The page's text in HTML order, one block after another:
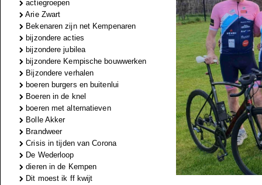
actiegroepen
Arie Zwart
Bekenaren zijn net Kempenaren
bijzondere acties
bijzondere jubilea
bijzondere Kempische bouwwerken
Bijzondere verhalen
boeren burgers en buitenlui
Boeren in de knel
boeren met alternatieven
Bolle Akker
Brandweer
Crisis in tijden van Corona
De Wederloop
dieren in de Kempen
Dit moest ik ff kwijt